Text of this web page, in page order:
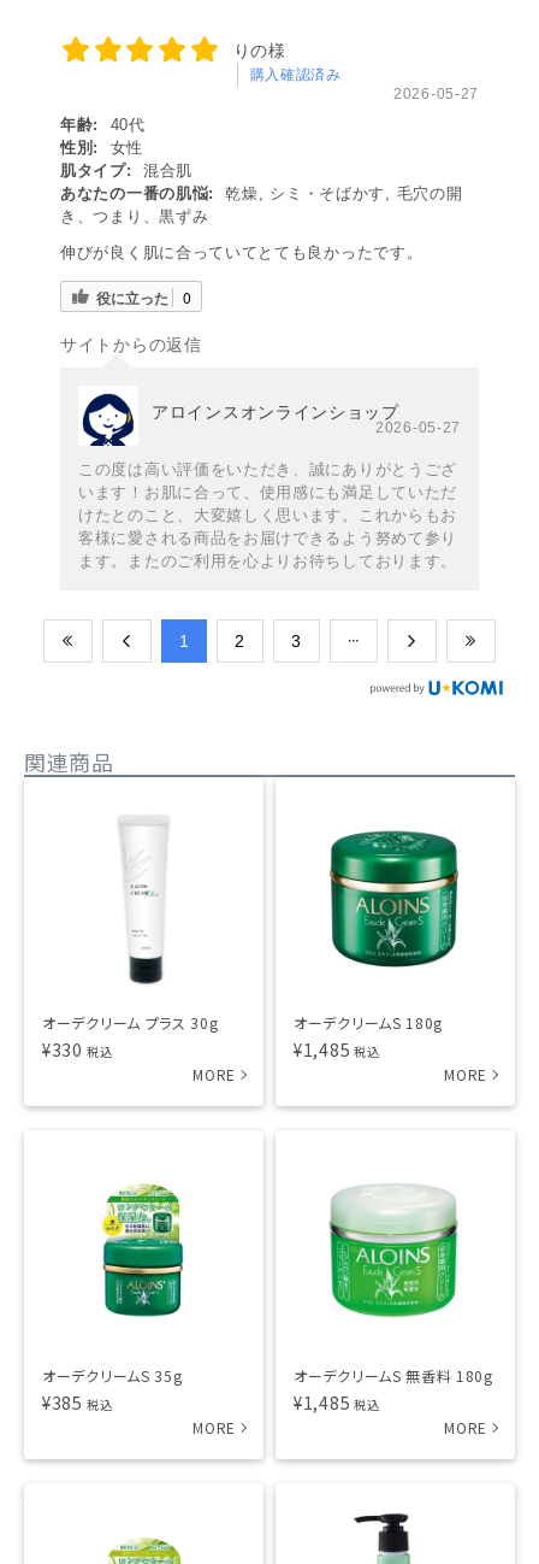
りの様
購入確認済み
2026-05-27
年齢:
40代
性別:
女性
肌タイプ:
混合肌
あなたの一番の肌悩:
乾燥, シミ・そばかす, 毛穴の開
き、つまり、黒ずみ
伸びが良く肌に合っていてとても良かったです。
役に立った 0
サイトからの返信
アロインスオンラインショップ
2026-05-27
この度は高い評価をいただき、誠にありがとうござ
います！お肌に合って、使用感にも満足していただ
けたとのこと、大変嬉しく思います。これからもお
客様に愛される商品をお届けできるよう努めて参り
ます。またのご利用を心よりお待ちしております。
​1 ​2 ​3
関連商品
オーデクリーム プラス 30g
¥330 税込
オーデクリームS 180g
¥1,485 税込
オーデクリームS 35g
¥385 税込
オーデクリームS 無香料 180g
¥1,485 税込